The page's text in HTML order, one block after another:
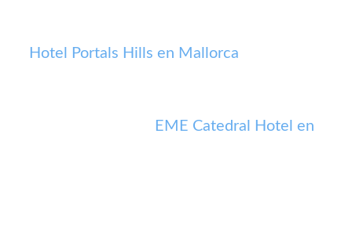
Hotel Portals Hills en Mallorca
EME Catedral Hotel en